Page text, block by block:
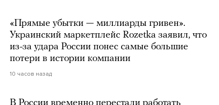
«Прямые убытки — миллиарды гривен».
Украинский маркетплейс Rozetka заявил, что
из-за удара России понес самые большие
потери в истории компании
10 часов назад